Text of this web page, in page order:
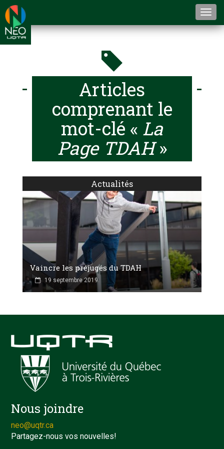
Articles
comprenant le
mot-clé « La
Page TDAH»
Actualités
Vaincre les préjugés du TDAH
19 septembre 2019
Nous joindre
neo@uqtr.ca
Partagez-nous vos nouvelles!